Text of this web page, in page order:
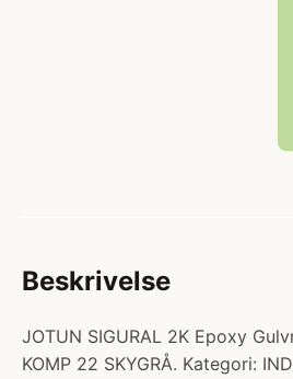
Beskrivelse
JOTUN SIGURAL 2K Epoxy
KOMP 22 SKYGRÅ. Kategori: